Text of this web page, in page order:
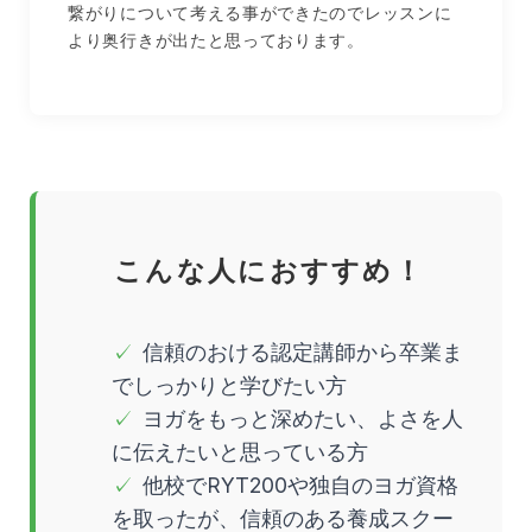
繋がりについて考える事ができたのでレッスンに
より奥行きが出たと思っております。
こんな人におすすめ！
信頼のおける認定講師から卒業ま
でしっかりと学びたい方
ヨガをもっと深めたい、よさを人
に伝えたいと思っている方
他校でRYT200や独自のヨガ資格
を取ったが、信頼のある養成スクー